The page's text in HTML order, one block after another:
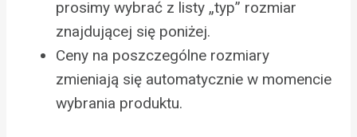
prosimy wybrać z listy „typ” rozmiar
znajdującej się poniżej.
Ceny na poszczególne rozmiary
zmieniają się automatycznie w momencie
wybrania produktu.